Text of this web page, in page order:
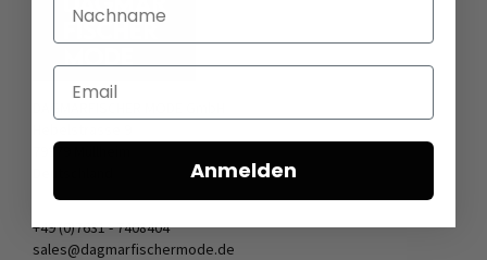
79379 Müllheim
+49 (0)7631 - 7408404
sales@dagmarfischermode.de
Email
Anmelden